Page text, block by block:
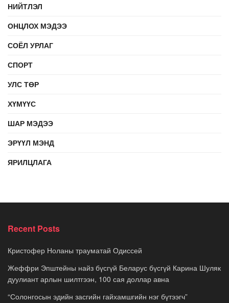
НИЙТЛЭЛ
ОНЦЛОХ МЭДЭЭ
СОЁЛ УРЛАГ
СПОРТ
УЛС ТӨР
ХҮМҮҮС
ШАР МЭДЭЭ
ЭРҮҮЛ МЭНД
ЯРИЛЦЛАГА
Recent Posts
Кристофер Ноланы трауматай Одиссей
Жеффри Эпштейны найз бүсгүй Беларус бүсгүй Карина Шуляк
дуулиант арлын шилтгээн, 100 сая доллар авна
“Солонгосын эдийн засгийн гайхамшгийн нэг бүтээгч”